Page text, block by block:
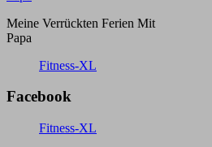
Meine Verrückten Ferien Mit
Papa
Fitness-XL
Facebook
Fitness-XL